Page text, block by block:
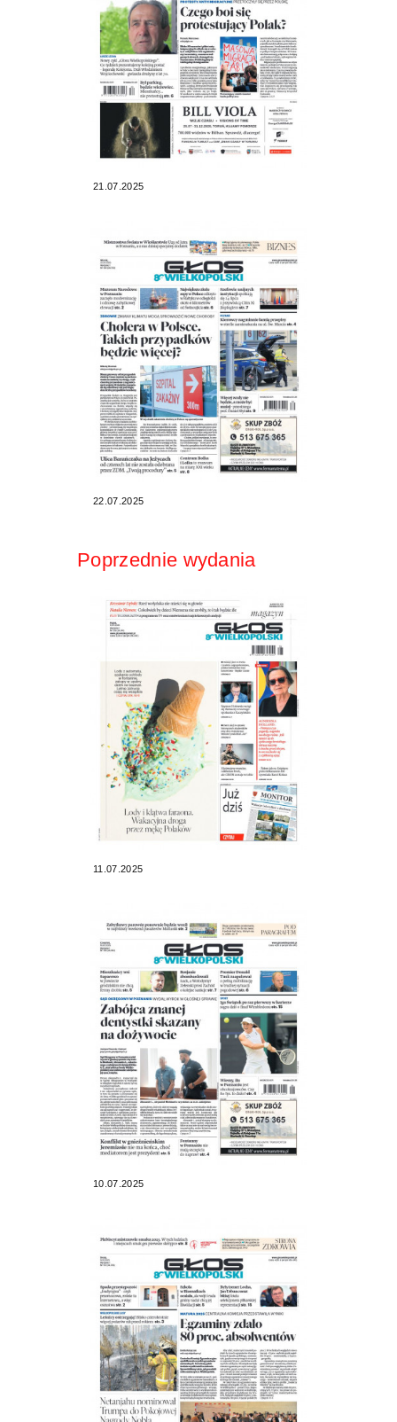
21.07.2025
22.07.2025
Poprzednie wydania
11.07.2025
10.07.2025